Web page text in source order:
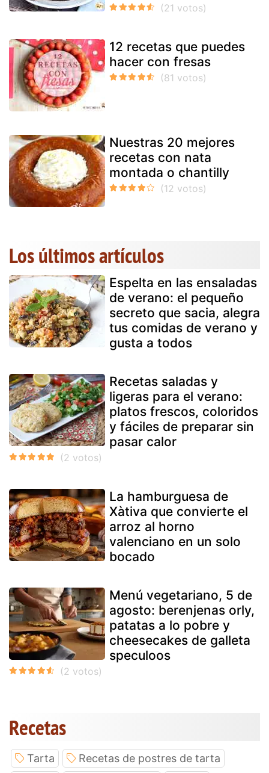
12 recetas que puedes
hacer con fresas
Nuestras 20 mejores
recetas con nata
montada o chantilly
Los últimos artículos
Espelta en las ensaladas
de verano: el pequeño
secreto que sacia, alegra
tus comidas de verano y
gusta a todos
Recetas saladas y
ligeras para el verano:
platos frescos, coloridos
y fáciles de preparar sin
pasar calor
La hamburguesa de
Xàtiva que convierte el
arroz al horno
valenciano en un solo
bocado
Menú vegetariano, 5 de
agosto: berenjenas orly,
patatas a lo pobre y
cheesecakes de galleta
speculoos
Recetas
Tarta
Recetas de postres de tarta